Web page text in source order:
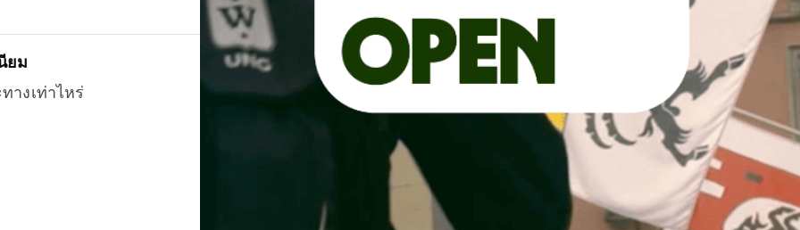
ยม
างเท่าไหร่